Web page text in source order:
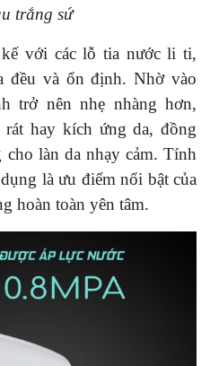
trắng sứ
với các lỗ tia nước li ti,
đều và ổn định. Nhờ vào
trở nên nhẹ nhàng hơn,
rát hay kích ứng da, đồng
làn da nhạy cảm. Tính
là ưu điểm nổi bật của
hoàn toàn yên tâm.